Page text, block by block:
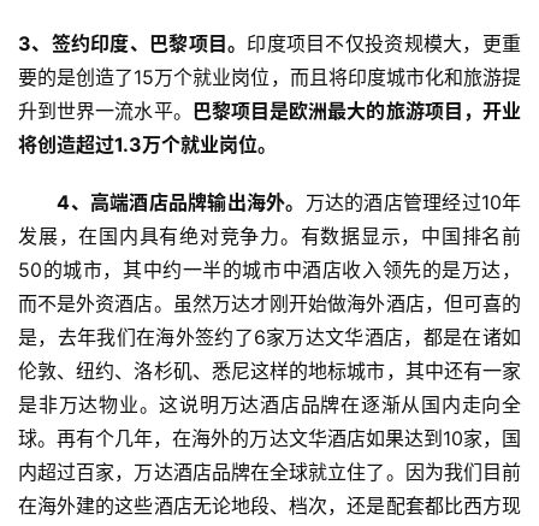
3、签约印度、巴黎项目。 印度项目不仅投资规模大，更重
要的是创造了15万个就业岗位，而且将印度城市化和旅游提
升到世界一流水平。 巴黎项目是欧洲最大的旅游项目，开业
将创造超过1.3万个就业岗位。
4、高端酒店品牌输出海外。 万达的酒店管理经过10年
发展，在国内具有绝对竞争力。有数据显示，中国排名前
50的城市，其中约一半的城市中酒店收入领先的是万达，
而不是外资酒店。虽然万达才刚开始做海外酒店，但可喜的
是，去年我们在海外签约了6家万达文华酒店，都是在诸如
伦敦、纽约、洛杉矶、悉尼这样的地标城市，其中还有一家
是非万达物业。这说明万达酒店品牌在逐渐从国内走向全
球。再有个几年，在海外的万达文华酒店如果达到10家，国
内超过百家，万达酒店品牌在全球就立住了。因为我们目前
在海外建的这些酒店无论地段、档次，还是配套都比西方现